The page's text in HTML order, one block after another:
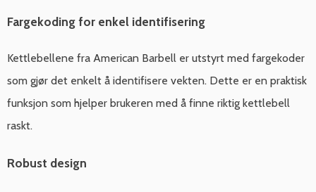
Fargekoding for enkel identifisering
Kettlebellene fra American Barbell er utstyrt med fargekoder
som gjør det enkelt å identifisere vekten. Dette er en praktisk
funksjon som hjelper brukeren med å finne riktig kettlebell
raskt.
Robust design